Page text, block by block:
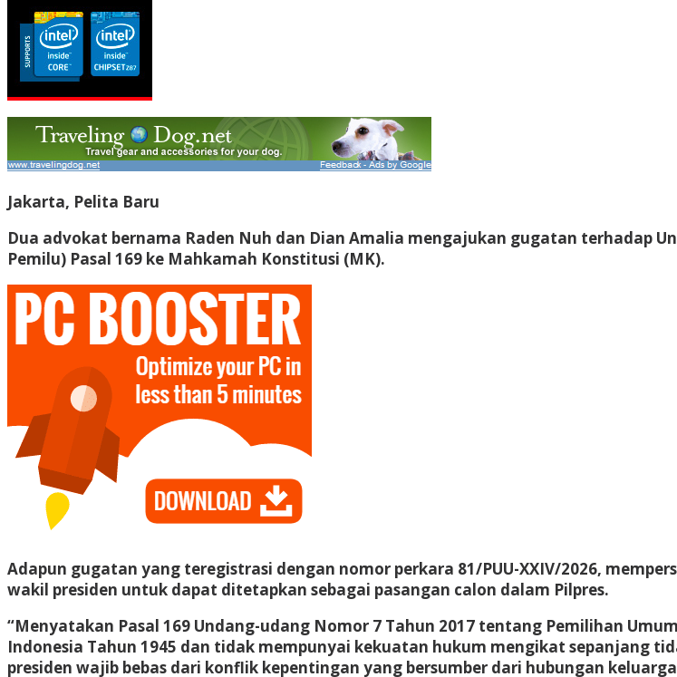
Jakarta, Pelita Baru
Dua advokat bernama Raden Nuh dan Dian Amalia mengajukan gugatan terhadap
Pemilu) Pasal 169 ke Mahkamah Konstitusi (MK).
Adapun gugatan yang teregistrasi dengan nomor perkara 81/PUU-XXIV/2026,
wakil presiden untuk dapat ditetapkan sebagai pasangan calon dalam Pilpres.
“Menyatakan Pasal 169 Undang-udang Nomor 7 Tahun 2017 tentang Pemilihan
Indonesia Tahun 1945 dan tidak mempunyai kekuatan hukum mengikat sepanjang
presiden wajib bebas dari konflik kepentingan yang bersumber dari hubungan